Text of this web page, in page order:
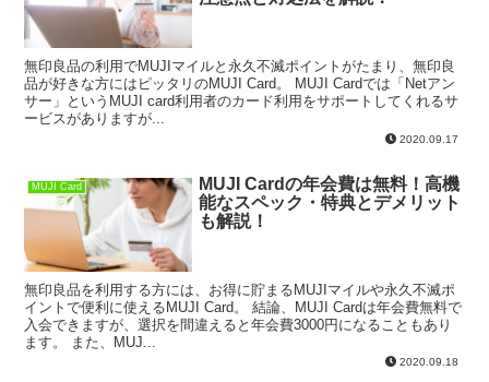
無印良品の利用でMUJIマイルと永久不滅ポイントがたまり、無印良
品が好きな方にはピッタリのMUJI Card。 MUJI Cardでは「Netアン
サー」というMUJI card利用者のカード利用をサポートしてくれるサ
ービスがありますが...
2020.09.17
MUJI Card
MUJI Cardの年会費は無料！高機
能なスペック・特典とデメリット
も解説！
無印良品を利用する方には、お得に貯まるMUJIマイルや永久不滅ポ
イントで便利に使えるMUJI Card。 結論、MUJI Cardは年会費無料で
入会できますが、選択を間違えると年会費3000円になることもあり
ます。 また、MUJ...
2020.09.18